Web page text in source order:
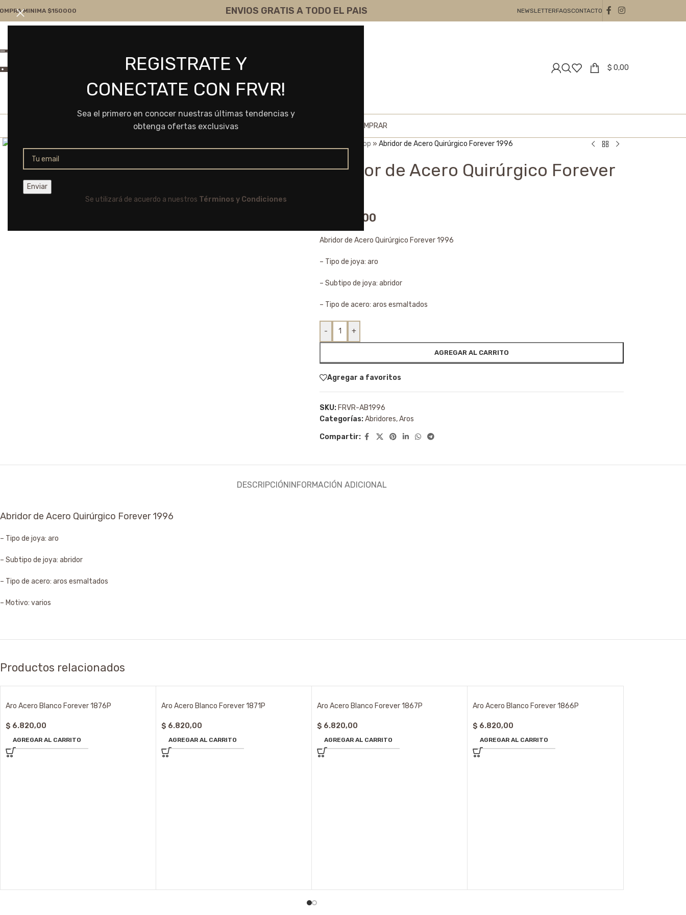
REGISTRATE Y
CONECTATE CON FRVR!
Sea el primero en conocer nuestras últimas tendencias y
obtenga ofertas exclusivas
Se utilizará de acuerdo a nuestros Términos y Condiciones
MINIMA $150000 ENVIOS GRATIS A TODO EL PAIS NEWSLETTERFAQSCONTACTO
ventas@frvr.com.ar
$ 0,00
HOME COMO COMPRAR
Shop » Abridor de Acero Quirúrgico Forever 1996
Abridor de Acero Quirúrgico Forever
3.410,00
Abridor de Acero Quirúrgico Forever 1996
– Tipo de joya: aro
– Subtipo de joya: abridor
– Tipo de acero: aros esmaltados
- +
AGREGAR AL CARRITO
Agregar a favoritos
SKU: FRVR-AB1996
Categorías:Abridores,Aros
Compartir:
DESCRIPCIÓNINFORMACIÓN ADICIONAL
Abridor de Acero Quirúrgico Forever 1996
– Tipo de joya: aro
– Subtipo de joya: abridor
– Tipo de acero: aros esmaltados
– Motivo: varios
Productos relacionados
Aro Acero Blanco Forever 1876P
$ 6.820,00
AGREGAR AL CARRITO
Aro Acero Blanco Forever 1871P
$ 6.820,00
AGREGAR AL CARRITO
Aro Acero Blanco Forever 1867P
$ 6.820,00
AGREGAR AL CARRITO
Aro Acero Blanco Forever 1866P
$ 6.820,00
AGREGAR AL CARRITO